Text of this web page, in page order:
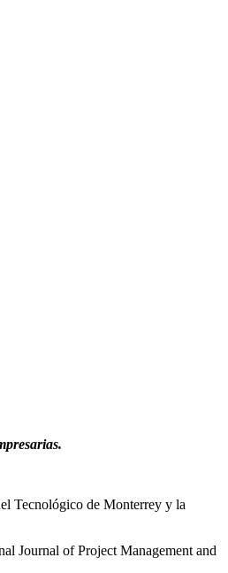
Tecnológico de Monterrey y la
Journal of Project Management and